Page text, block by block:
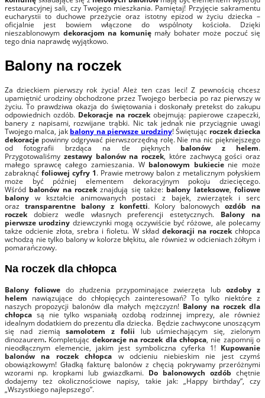
restauracyjnej sali, czy Twojego mieszkania. Pamiętaj! Przyjęcie sakramentu
eucharystii to duchowe przeżycie oraz istotny epizod w życiu dziecka –
oficjalnie jest bowiem włączone do wspólnoty kościoła. Dzięki
nieszablonowym dekoracjom na komunięmały bohater może poczuć się
tego dnia naprawdę wyjątkowo.
Balony na roczek
Za dzieckiem pierwszy rok życia! Ależ ten czas leci! Z pewnością chcesz
upamiętnić urodziny obchodzone przez Twojego berbecia po raz pierwszy w
życiu. To prawdziwa okazja do świętowania i doskonały pretekst do zakupu
odpowiednich ozdób. Dekoracje na roczekobejmują: papierowe czapeczki,
banery z napisami, rozwijane trąbki. Nic tak jednak nie przyciągnie uwagi
Twojego malca, jak balony na pierwsze urodziny! Świętując roczek dziecka
dekoracje powinny odgrywać pierwszorzędną rolę. Nie ma nic piękniejszego
od fotografii brzdąca na tle pięknych balonów z helem.
Przygotowaliśmy zestawy balonów na roczek, które zachwycą gości oraz
małego sprawcę całego zamieszania. W balonowym bukiecienie może
zabraknąć foliowej cyfry 1. Prawie metrowy balon z metalicznym połyskiem
może być później elementem dekoracyjnym pokoju dziecięcego.
Wśród balonów na roczekznajdują się także: balony lateksowe,foliowe
balony w kształcie animowanych postaci z bajek, zwierzątek i serc
oraz transparentne balony z konfetti. Kolory balonowychozdób na
roczekdobierz wedle własnych preferencji estetycznych. Balony na
pierwsze urodziny dziewczynki mogą oczywiście być różowe, ale polecamy
także odcienie złota, srebra i fioletu. W skład dekoracji na roczekchłopca
wchodzą nie tylko balony w kolorze błękitu, ale również w odcieniach żółtym i
pomarańczowy.
Na roczek dla chłopca
Balony foliowedo złudzenia przypominające zwierzęta lubozdoby z
helem nawiązujące do chłopięcych zainteresowań? To tylko niektóre z
naszych propozycji balonów dla małych mężczyzn! Balony na roczek dla
chłopca są nie tylko wspaniałą ozdobą rodzinnej imprezy, ale również
idealnym dodatkiem do prezentu dla dziecka. Będzie zachwycone unoszącym
się nad ziemią samolotem z folii lub uśmiechającym się, zielonym
dinozaurem. Kompletując dekoracje na roczek dla chłopca, nie zapomnij o
nieodłącznym elemencie, jakim jest symboliczna cyferka 1!Kupowanie
balonów na roczek chłopca w odcieniu niebieskim nie jest czymś
obowiązkowym! Gładką fakturę balonów z chęcią pokrywamy przeróżnymi
wzorami np. kropkami lub gwiazdkami. Do balonowych ozdób chętnie
dodajemy też okolicznościowe napisy, takie jak: „Happy birthday”, czy
„Wszystkiego najlepszego”.